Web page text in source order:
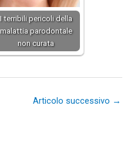
I terribili pericoli della
malattia parodontale
non curata
Articolo successivo →